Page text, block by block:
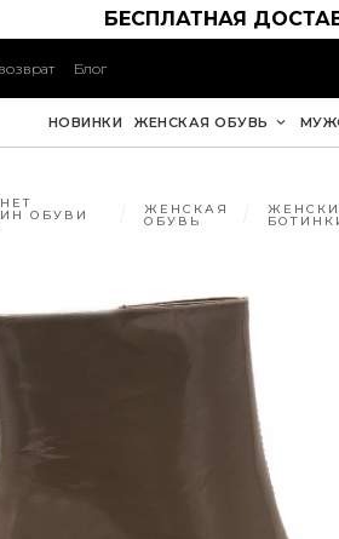
БЕСПЛАТНАЯ
Блог
НОВИНКИ ЖЕНСКАЯ ОБУВЬ
ОБУВИ ЖЕНСКАЯ
ОБУВЬ